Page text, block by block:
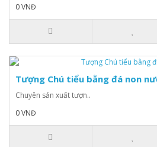
0 VNĐ
Tượng Chú tiểu bằng đá non
Chuyên sản xuất tượn..
0 VNĐ